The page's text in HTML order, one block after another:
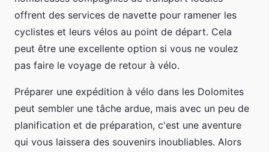
offrent des services de navette pour ramener les
cyclistes et leurs vélos au point de départ. Cela
peut être une excellente option si vous ne voulez
pas faire le voyage de retour à vélo.
Préparer une expédition à vélo dans les Dolomites
peut sembler une tâche ardue, mais avec un peu de
planification et de préparation, c'est une aventure
qui vous laissera des souvenirs inoubliables. Alors